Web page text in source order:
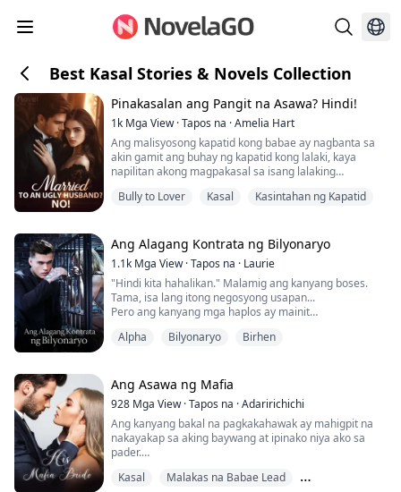
Best Kasal Stories & Novels Collection
Pinakasalan ang Pangit na Asawa? Hindi!
1k Mga View·Tapos na ·Amelia Hart
Ang malisyosong kapatid kong babae ay nagbanta sa
akin gamit ang buhay ng kapatid kong lalaki, kaya
napilitan akong magpakasal sa isang lalaking
sumunod.
gwapo at kaakit-akit, at isa pa siyang bilyonaryo!
（Lubos kong inirerekomenda ang isang naka...
Bully to Lover Kasal Kasintahan ng Kapatid
Ang Alagang Kontrata ng Bilyonaryo
1.1k Mga View·Tapos na · Laurie
"Hindi kita hahalikan." Malamig ang kanyang boses.
Tama, isa lang itong negosyong usapan...
Pero ang kanyang mga haplos ay mainit
"Birhen ka ba?" bigla siyang tumitig sa akin...
Si Emma Wells, isang estudyanteng kolehiyo na malapit
nang magtapos. Siya ay inabuso at pinahirapan ng
kanyang madrastang si Jane at ang kanyang stepsister
na si Anna. Ang tanging pag-asa sa kanyang...
Alpha Bilyonaryo Birhen
Ang Asawa ng Mafia
928 Mga View·Tapos na ·Adaririchichi
Ang kanyang bakal na pagkakahawak ay mahigpit na
nakayakap sa aking baywang at ipinako niya ako sa
pader.
"Kung gusto ko ngayon din," lumapit siya, ang kanyang
Kasal
Malakas na Babae Lead